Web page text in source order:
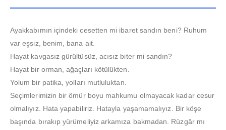
Ayakkabımın içindeki cesetten mi ibaret sandın beni? Ruhum
var eşsiz, benim, bana ait.
Hayat kavgasız gürültüsüz, acısız biter mi sandın?
Hayat bir orman, ağaçları kötülükten.
Yolum bir patika, yolları mutluluktan.
Seçimlerimizin bir ömür boyu mahkumu olmayacak kadar cesur
olmalıyız. Hata yapabiliriz. Hatayla yaşamamalıyız. Bir köşe
başında bırakıp yürümeliyiz arkamıza bakmadan. Rüzgâr mı